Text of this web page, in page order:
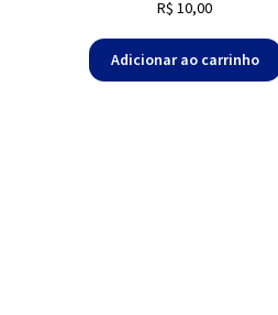
R$ 10,00
Adicionar ao carrinho